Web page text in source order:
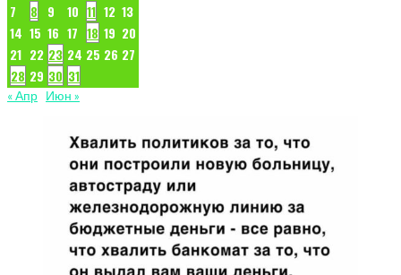
7
8 9 10 11 12 13
14 15 16 17 18 19 20
21 22 23 24 25 26 27
28 29 30 31
« Апр Июн »